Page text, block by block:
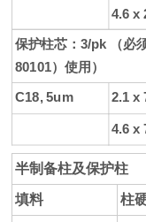
4.6 x
保护柱芯：3/pk （必
80101）使用）
C18, 5um 2.1 x
4.6 x
半制备柱及保护柱
填料 柱